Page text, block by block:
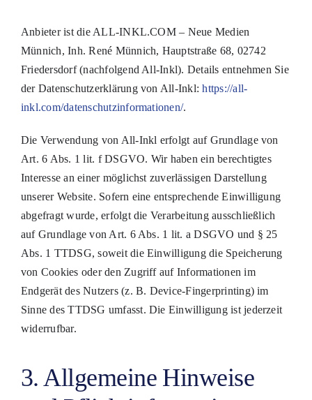
Anbieter ist die ALL-INKL.COM – Neue Medien
Münnich, Inh. René Münnich, Hauptstraße 68, 02742
Friedersdorf (nachfolgend All-Inkl). Details entnehmen Sie
der Datenschutzerklärung von All-Inkl:https://all-
inkl.com/datenschutzinformationen/.
Die Verwendung von All-Inkl erfolgt auf Grundlage von
Art. 6 Abs. 1 lit. f DSGVO. Wir haben ein berechtigtes
Interesse an einer möglichst zuverlässigen Darstellung
unserer Website. Sofern eine entsprechende Einwilligung
abgefragt wurde, erfolgt die Verarbeitung ausschließlich
auf Grundlage von Art. 6 Abs. 1 lit. a DSGVO und § 25
Abs. 1 TTDSG, soweit die Einwilligung die Speicherung
von Cookies oder den Zugriff auf Informationen im
Endgerät des Nutzers (z. B. Device-Fingerprinting) im
Sinne des TTDSG umfasst. Die Einwilligung ist jederzeit
widerrufbar.
3. Allgemeine Hinweise